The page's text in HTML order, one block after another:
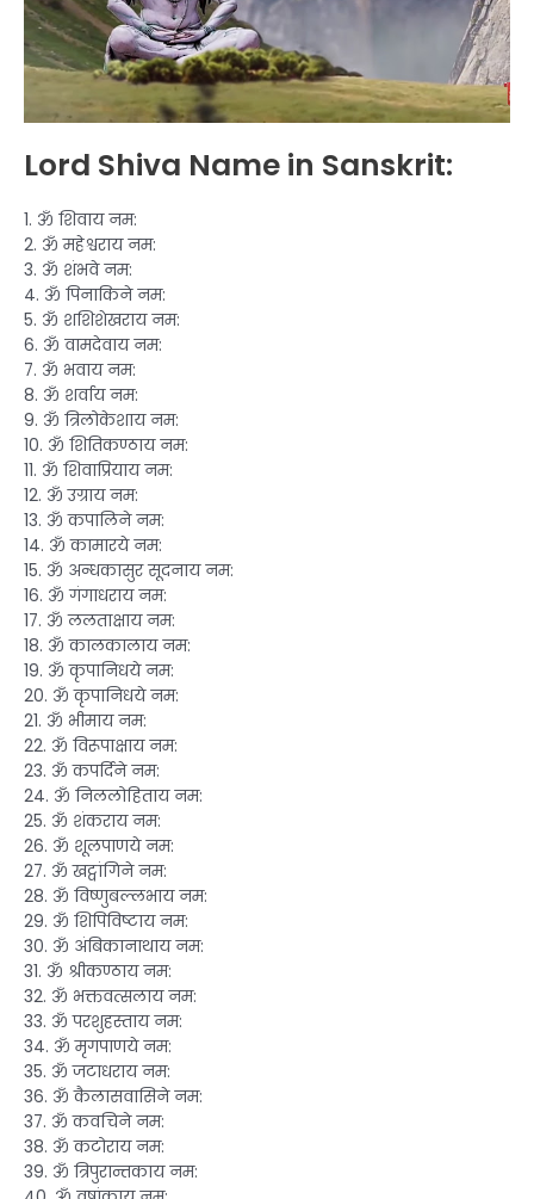
Lord Shiva Name in Sanskrit:
1. ॐ शिवाय नम:
2. ॐ महेश्वराय नम:
3. ॐ शंभवे नम:
4. ॐ पिनाकिने नम:
5. ॐ शशिशेखराय नम:
6. ॐ वामदेवाय नम:
7. ॐ भवाय नम:
8. ॐ शर्वाय नम:
9. ॐ त्रिलोकेशाय नम:
10. ॐ शितिकण्ठाय नम:
11. ॐ शिवाप्रियाय नम:
12. ॐ उग्राय नम:
13. ॐ कपालिने नम:
14. ॐ कामारये नम:
15. ॐ अन्धकासुर सूदनाय नम:
16. ॐ गंगाधराय नम:
17. ॐ ललताक्षाय नम:
18. ॐ कालकालाय नम:
19. ॐ कृपानिधये नम:
20. ॐ कृपानिधये नम:
21. ॐ भीमाय नम:
22. ॐ विरूपाक्षाय नम:
23. ॐ कपर्दिने नम:
24. ॐ निललोहिताय नम:
25. ॐ शंकराय नम:
26. ॐ शूलपाणये नम:
27. ॐ खट्वांगिने नम:
28. ॐ विष्णुबल्लभाय नम:
29. ॐ शिपिविष्टाय नम:
30. ॐ अंबिकानाथाय नम:
31. ॐ श्रीकण्ठाय नम:
32. ॐ भक्तवत्सलाय नम:
33. ॐ परशुहस्ताय नम:
34. ॐ मृगपाणये नम:
35. ॐ जटाधराय नम:
36. ॐ कैलासवासिने नम:
37. ॐ कवचिने नम:
38. ॐ कटोराय नम:
39. ॐ त्रिपुरान्तकाय नम: